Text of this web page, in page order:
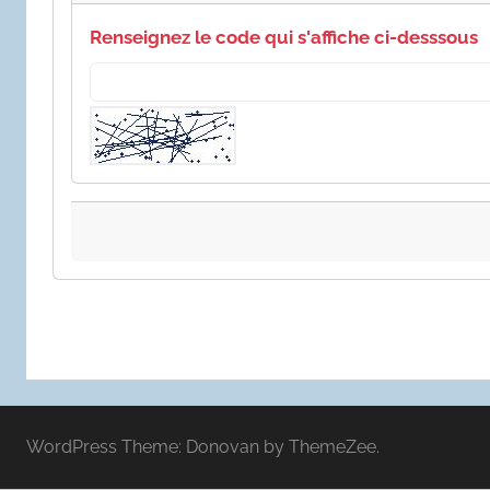
Renseignez le code qui s'affiche ci-desssous
WordPress Theme: Donovan by ThemeZee.